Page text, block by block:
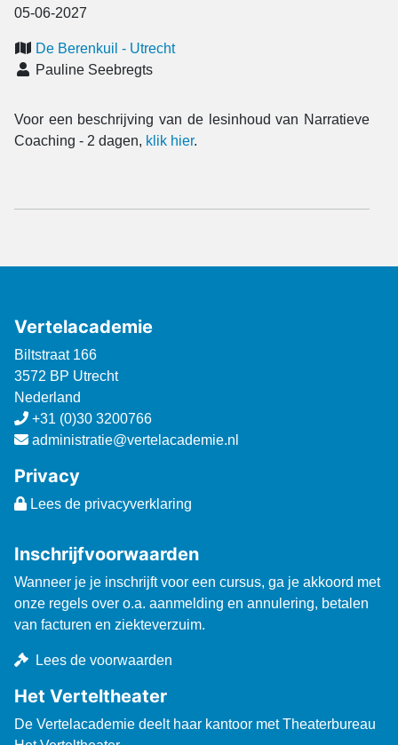
05-06-2027
De Berenkuil - Utrecht
Pauline Seebregts
Voor een beschrijving van de lesinhoud van Narratieve
Coaching - 2 dagen, klik hier.
Vertelacademie
Biltstraat 166
3572 BP Utrecht
Nederland
+31 (0)30 3200766
administratie@vertelacademie.nl
Privacy
Lees de privacyverklaring
Inschrijfvoorwaarden
Wanneer je je inschrijft voor een cursus, ga je akkoord met
onze regels over o.a. aanmelding en annulering, betalen
van facturen en ziekteverzuim.
Lees de voorwaarden
Het Verteltheater
De Vertelacademie deelt haar kantoor met Theaterbureau